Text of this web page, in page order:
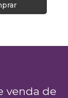
venda de